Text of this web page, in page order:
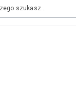
dostarczymy na teren